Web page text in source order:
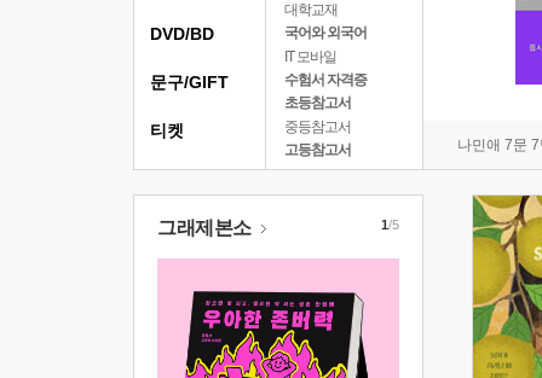
대학교재
국어와 외국어
IT 모바일
수험서 자격증
초등참고서
중등참고서
고등참고서
나민애 7문
DVD/BD
문구/GIFT
티켓
그래제본소 1/5